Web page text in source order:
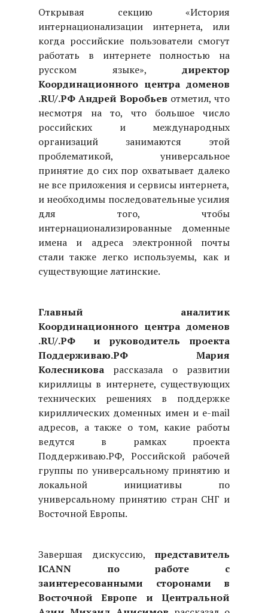
Открывая секцию «История
интернационализации интернета, или
когда российские пользователи смогут
работать в интернете полностью на
русском языке», директор
Координационного центра доменов
.RU/.РФ Андрей Воробьев отметил, что
несмотря на то, что большое число
российских и международных
организаций занимаются этой
проблематикой, универсальное
принятие до сих пор охватывает далеко
не все приложения и сервисы интернета,
и необходимы последовательные усилия
для того, чтобы
интернационализированные доменные
имена и адреса электронной почты
стали также легко используемы, как и
существующие латинские.
Главный аналитик
Координационного центра доменов
.RU/.РФ и руководитель проекта
Поддерживаю.РФ Мария
Колесникова рассказала о развитии
кириллицы в интернете, существующих
технических решениях в поддержке
кириллических доменных имен и e-mail
адресов, а также о том, какие работы
ведутся в рамках проекта
Поддерживаю.РФ, Российской рабочей
группы по универсальному принятию и
локальной инициативы по
универсальному принятию стран СНГ и
Восточной Европы.
Завершая дискуссию, представитель
ICANN по работе с
заинтересованными сторонами в
Восточной Европе и Центральной